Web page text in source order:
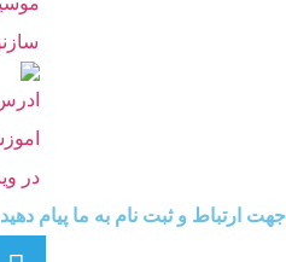
جهت ارتباط و ثبت نام به ما پیام دهید